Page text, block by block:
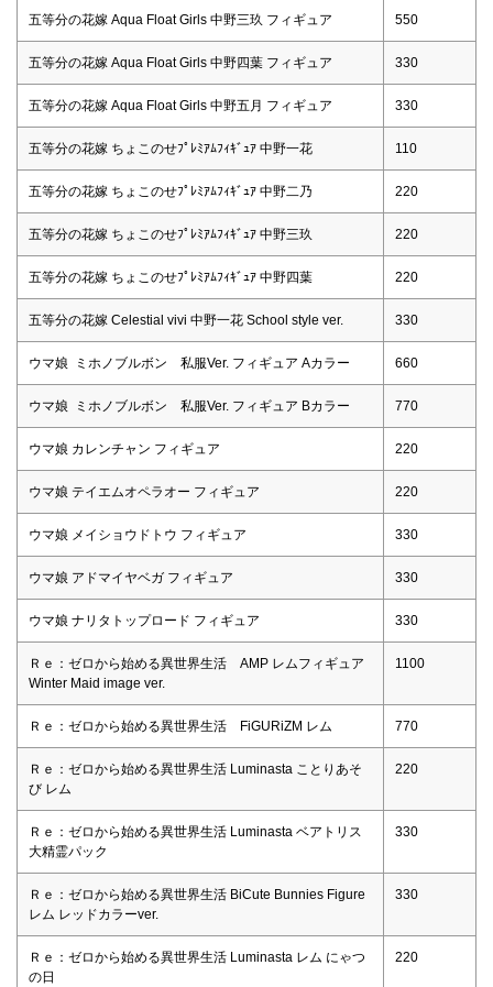
五等分の花嫁 Aqua Float Girls 中野三玖 フィギュア 550
五等分の花嫁 Aqua Float Girls 中野四葉 フィギュア 330
五等分の花嫁 Aqua Float Girls 中野五月 フィギュア 330
五等分の花嫁 ちょこのせﾌﾟﾚﾐｱﾑﾌｨｷﾞｭｱ 中野一花 110
五等分の花嫁 ちょこのせﾌﾟﾚﾐｱﾑﾌｨｷﾞｭｱ 中野二乃 220
五等分の花嫁 ちょこのせﾌﾟﾚﾐｱﾑﾌｨｷﾞｭｱ 中野三玖 220
五等分の花嫁 ちょこのせﾌﾟﾚﾐｱﾑﾌｨｷﾞｭｱ 中野四葉 220
五等分の花嫁 Celestial vivi 中野一花 School style ver. 330
ウマ娘 ミホノブルボン 私服Ver. フィギュア Aカラー 660
ウマ娘 ミホノブルボン 私服Ver. フィギュア Bカラー 770
ウマ娘 カレンチャン フィギュア 220
ウマ娘 テイエムオペラオー フィギュア 220
ウマ娘 メイショウドトウ フィギュア 330
ウマ娘 アドマイヤベガ フィギュア 330
ウマ娘 ナリタトップロード フィギュア 330
Ｒｅ：ゼロから始める異世界生活 AMP レムフィギュア
Winter Maid image ver.
1100
Ｒｅ：ゼロから始める異世界生活 FiGURiZM レム 770
Ｒｅ：ゼロから始める異世界生活 Luminasta ことりあそ
び レム
220
Ｒｅ：ゼロから始める異世界生活 Luminasta ベアトリス
大精霊パック
330
Ｒｅ：ゼロから始める異世界生活 BiCute Bunnies Figure
レム レッドカラーver.
330
Ｒｅ：ゼロから始める異世界生活 Luminasta レム にゃつ
の日
220